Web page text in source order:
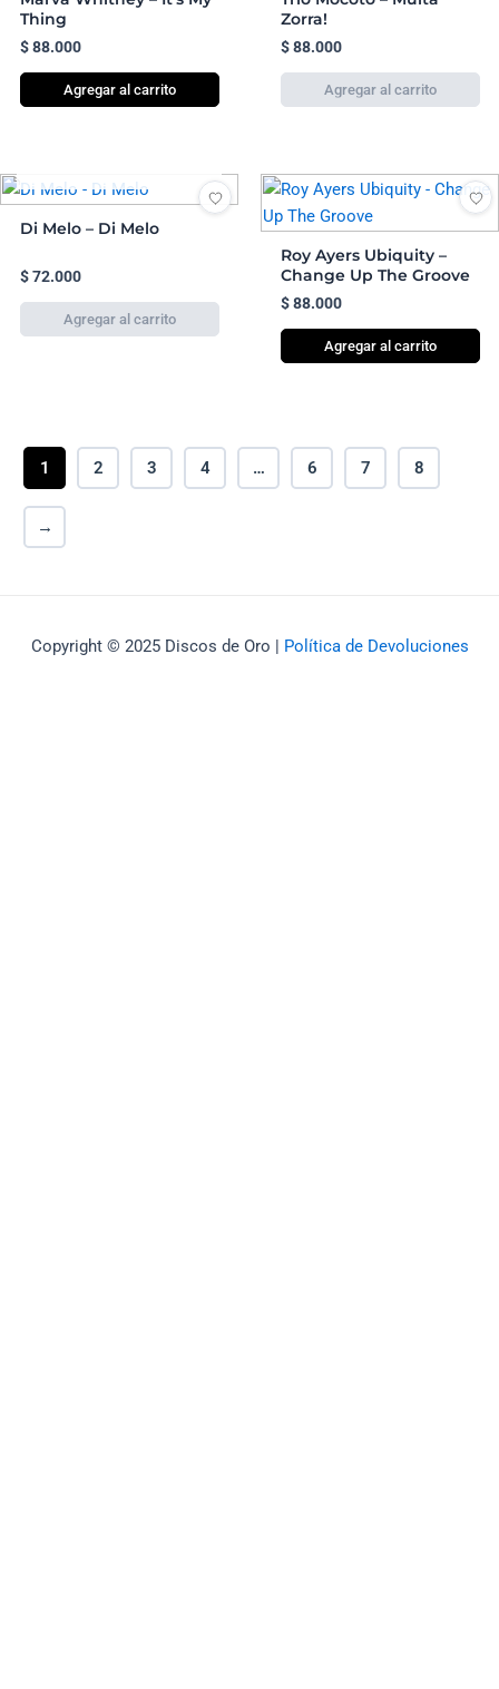
Thing
$88.000
Agregar al carrito
Zorra!
$88.000
Di Melo – Di Melo
$72.000
Roy Ayers Ubiquity –
Change Up The Groove
$88.000
Agregar al carrito
1 2 3 4 … 6 7 8
→
Copyright © 2025 Discos de Oro | Política de Devoluciones